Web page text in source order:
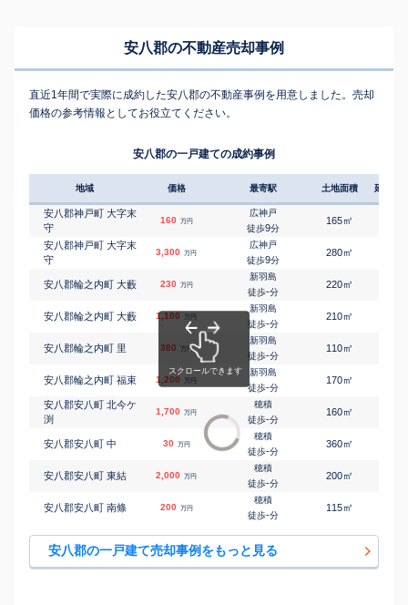
安八郡の不動産売却事例
直近1年間で実際に成約した安八郡の不動産事例を用意しました。売却
価格の参考情報としてお役立てください。
安八郡の一戸建ての成約事例
地域 価格 最寄駅 土地面積 延床面
安八郡神戸町 大字末
守
160 万円
広神戸
徒歩9分
165㎡
安八郡神戸町 大字末
守
3,300 万円
広神戸
徒歩9分
280㎡
安八郡輪之内町 大藪 230 万円
新羽島
徒歩-分
220㎡
安八郡輪之内町 大藪 1,100 万円
新羽島
徒歩-分
210㎡
安八郡輪之内町 里 380 万円
新羽島
徒歩-分
110㎡
安八郡輪之内町 福束 1,200 万円
新羽島
徒歩-分
170㎡
安八郡安八町 北今ケ
渕
1,700 万円
穂積
徒歩-分
160㎡
安八郡安八町 中 30 万円
穂積
徒歩-分
360㎡
安八郡安八町 東結 2,000 万円
穂積
徒歩-分
200㎡
安八郡安八町 南條 200 万円
穂積
徒歩-分
115㎡
安八郡の一戸建て売却事例をもっと見る